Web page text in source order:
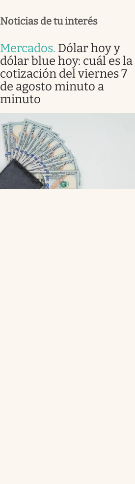
Noticias de tu interés
Mercados. Dólar hoy y
dólar blue hoy: cuál es la
cotización del viernes 7
de agosto minuto a
minuto